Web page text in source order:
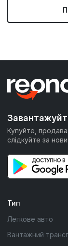
Купуйте,
слідкуйте за
Тип
Легкове авто
Вантажний